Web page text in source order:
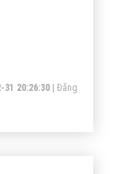
31 20:26:30|Đăng